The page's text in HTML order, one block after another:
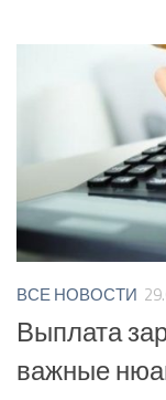
ВСЕ НОВОСТИ
Выплата
важные